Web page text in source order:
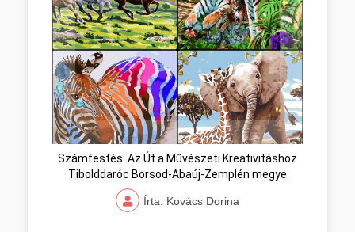
Számfestés: Az Út a Művészeti Kreativitáshoz
Tibolddaróc Borsod-Abaúj-Zemplén megye
Írta: Kovács Dorina